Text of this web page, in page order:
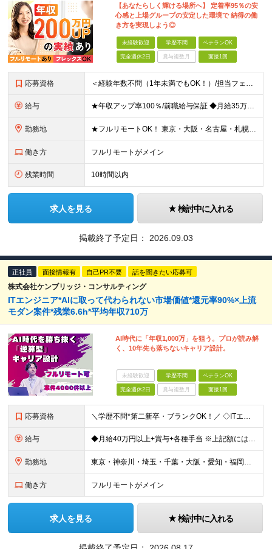
【あなたらしく輝ける場所へ】 定着率95％の安
心感と上場グループの安定した環境で 納得の働
き方を実現しよう◎
未経験歓迎 学歴不問 ベテランOK
完全週休2日 賞与複数月 面接1回
応募資格 ＜経験年数不問（1年未満でもOK！）/担当フェーズ不問/ブランクOK＞ ◆開発またはインフラに携わった経験がある方（業界・経験年数不問） ◆学歴不問 ＼＼まずは気軽にご応募ください！／／ ★研修明
給与 ★年収アップ率100％/前職給与保証 ◆月給35万円～110万円＜入社時から年収200万円UP実現多数！還元率80％以上＞ ※上記は最低保証額。経験・年齢・能力などを考慮の上、優遇いたします。 ※上
勤務地 ★フルリモートOK！ 東京・大阪・名古屋・札幌・福岡の支社及び周辺のプロジェクト先（関東・関西・東海・北海道・福岡）での勤務となります。 ※勤務地はお選びいただけます ※希望されない転勤は発生しま
働き方 フルリモートがメイン
残業時間 10時間以内
求人を見る 検討中に入れる
掲載終了予定日： 2026.09.03
正社員 面接情報有 自己PR不要 話を聞きたい応募可
株式会社ケンブリッジ・コンサルティング
ITエンジニア*AIに取って代わられない市場価値*還元率90%×上流
モダン案件*残業6.6h*平均年収710万
AI時代に「年収1,000万」を狙う。プロが読み解
く、10年先も落ちないキャリア設計。
未経験歓迎 学歴不問 ベテランOK
完全週休2日 賞与複数月 面接1回
応募資格 ＼学歴不問*第二新卒・ブランクOK！／ ◇ITエンジニアとして、1年以上の経験をお持ちの方 ※分野、プロジェクト規模は問いません。 ※未経験の方も意欲があればご応募いただけますが、条件面は異なる場合
給与 ◆月給40万円以上+賞与+各種手当 ※上記額には固定残業代30時間分（7万6807円～）を含む ※超過分は別途支給します ※試用期間6ヶ月（期間中の給与・待遇の差異はありません） ◆月給21万円以上
勤務地 東京・神奈川・埼玉・千葉・大阪・愛知・福岡を中心に、全国のクライアント案件にて募集。 案件はすべて選択制なので、「自分に合った働き方」を実現できます。 なお、経験を積むことでご紹介できる案件の幅も広が
働き方 フルリモートがメイン
求人を見る 検討中に入れる